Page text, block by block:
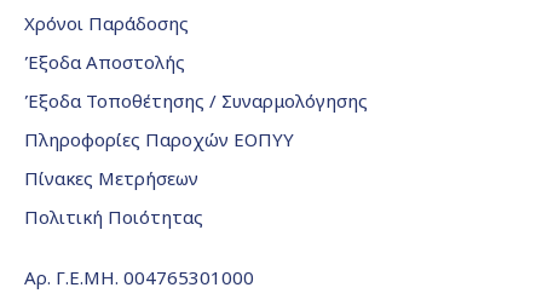
Χρόνοι Παράδοσης
Έξοδα Αποστολής
Έξοδα Τοποθέτησης / Συναρμολόγησης
Πληροφορίες Παροχών ΕΟΠΥΥ
Πίνακες Μετρήσεων
Πολιτική Ποιότητας
Αρ. Γ.Ε.ΜΗ. 004765301000